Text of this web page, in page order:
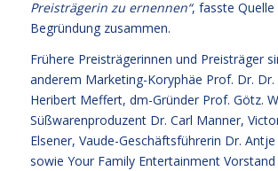
Preisträgerin zu ernennen“, fasste Quelle
Begründung zusammen.
Frühere Preisträgerinnen und Preisträger
anderem Marketing-Koryphäe Prof. Dr. Dr.
Heribert Meffert, dm-Gründer Prof. Götz.
Süßwarenproduzent Dr. Carl Manner,
Elsener, Vaude-Geschäftsführerin Dr.
sowie Your Family Entertainment